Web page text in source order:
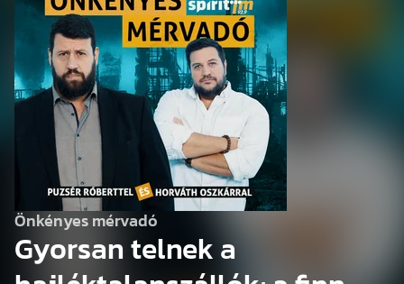
Arcaink
Műsor
Hírek
Önkényes mérvadó
Gyorsan telnek a